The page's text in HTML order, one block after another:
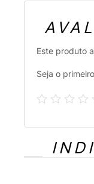
Este produto
Seja o